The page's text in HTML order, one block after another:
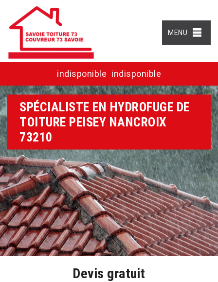
MENU
indisponible indisponible
SPÉCIALISTE EN HYDROFUGE DE
TOITURE PEISEY NANCROIX
73210
Devis gratuit